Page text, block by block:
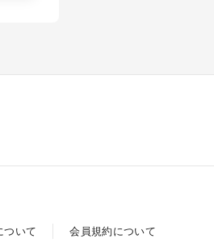
ついて 会員規約について